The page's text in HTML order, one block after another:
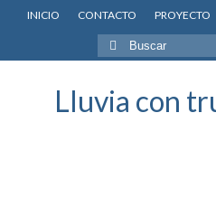
INICIO CONTACTO PROYECTO
Buscar
por:
Lluvia con